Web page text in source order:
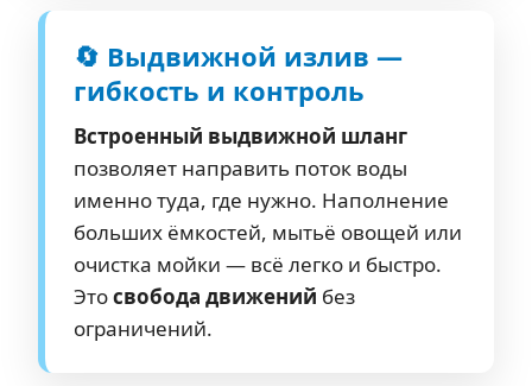
🔄 Выдвижной излив —
гибкость и контроль
Встроенный выдвижной шланг
позволяет направить поток воды
именно туда, где нужно. Наполнение
больших ёмкостей, мытьё овощей или
очистка мойки — всё легко и быстро.
Этосвобода движений без
ограничений.